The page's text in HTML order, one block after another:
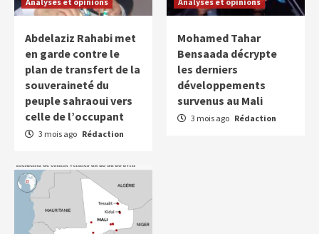
Abdelaziz Rahabi met
en garde contre le
plan de transfert de la
souveraineté du
peuple sahraoui vers
celle de l’occupant
3 mois ago Rédaction
Mohamed Tahar
Bensaada décrypte
les derniers
développements
survenus au Mali
3 mois ago Rédaction